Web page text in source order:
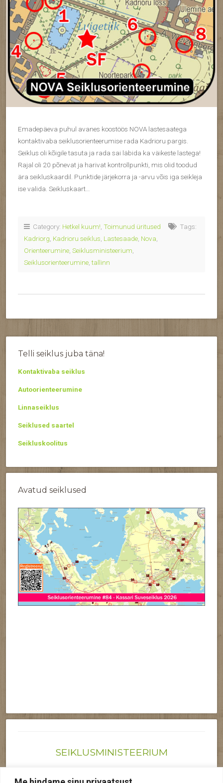
Emadepäeva puhul avanes koostöös NOVA lastesaatega
kontaktivaba seiklusorienteerumise rada Kadrioru pargis.
Seiklus oli kõigile tasuta ja rada sai läbida ka väikeste lastega!
Rajal oli 20 põnevat ja harivat kontrollpunkti, mis olid toodud
ära seikluskaardil. Punktide järjekorra ja -arvu võis iga seikleja
ise valida. Seikluskaart…
Category: Hetkel kuum!, Toimunud üritused
Tags:
Kadriorg, Kadrioru seiklus, Lastesaade, Nova,
Orienteerumine, Seiklusministeerium,
Seiklusorienteerumine,tallinn
Telli seiklus juba täna!
Kontaktivaba seiklus
Autoorienteerumine
Linnaseiklus
Seiklused saartel
Seikluskoolitus
Avatud seiklused
SEIKLUSMINISTEERIUM